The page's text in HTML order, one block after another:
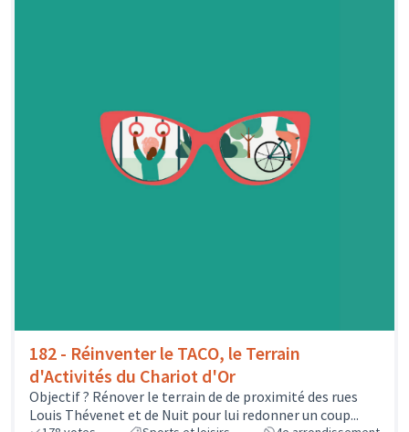
182 - Réinventer le TACO, le Terrain
d'Activités du Chariot d'Or
Objectif ? Rénover le terrain de de proximité des rues
Louis Thévenet et de Nuit pour lui redonner un coup...